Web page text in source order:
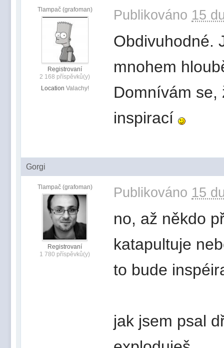
Tlampač (grafoman)
Registrovaní
2 168 příspěvků(y)
Location Valachy!
Publikováno 15
Obdivuhodné.
mnohem
Domnívám se,
inspirací
Gorgi
Tlampač (grafoman)
Registrovaní
1 780 příspěvků(y)
Publikováno 15
no, až někdo
katapultuje
to bude
jak jsem psal